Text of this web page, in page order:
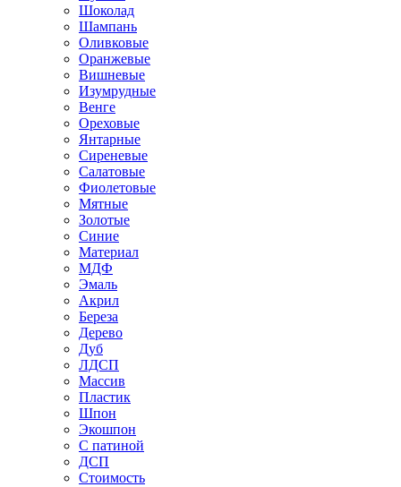
Шоколад
Шампань
Оливковые
Оранжевые
Вишневые
Изумрудные
Венге
Ореховые
Янтарные
Сиреневые
Салатовые
Фиолетовые
Мятные
Золотые
Синие
Материал
МДФ
Эмаль
Акрил
Береза
Дерево
Дуб
ЛДСП
Массив
Пластик
Шпон
Экошпон
С патиной
ДСП
Стоимость